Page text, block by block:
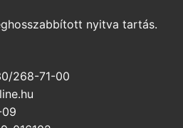
nyitva tartás.
268-71-00